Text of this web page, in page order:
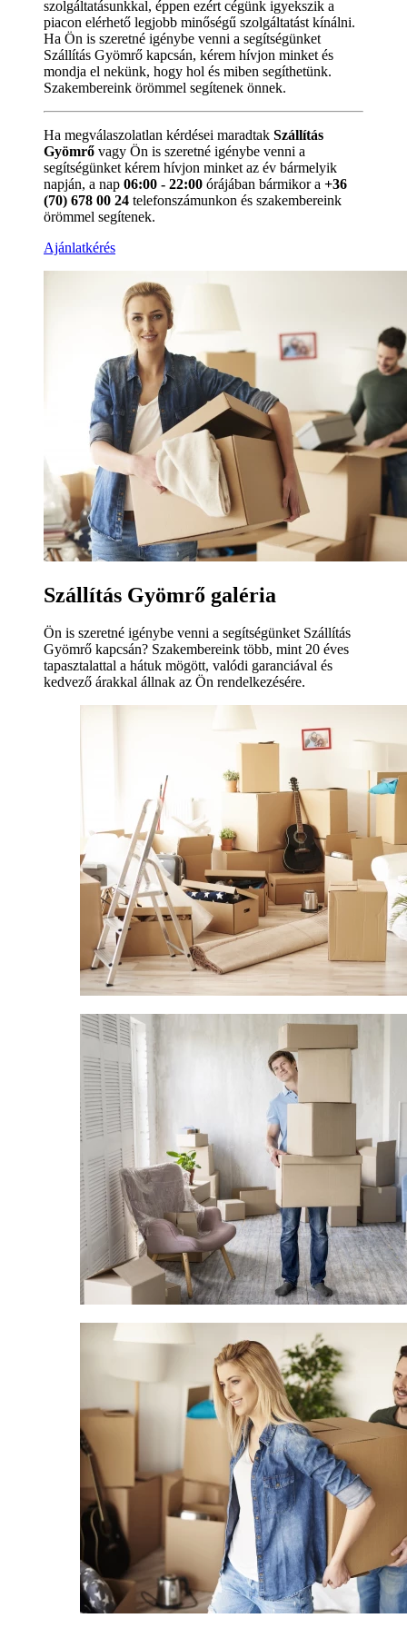
szolgáltatásunkkal, éppen ezért cégünk igyekszik a
piacon elérhető legjobb minőségű szolgáltatást kínálni.
Ha Ön is szeretné igénybe venni a segítségünket
Szállítás Gyömrő kapcsán, kérem hívjon minket és
mondja el nekünk, hogy hol és miben segíthetünk.
Szakembereink örömmel segítenek önnek.
Ha megválaszolatlan kérdései maradtak Szállítás
Gyömrő vagy Ön is szeretné igénybe venni a
segítségünket kérem hívjon minket az év bármelyik
napján, a nap 06:00 - 22:00 órájában bármikor a +36
(70) 678 00 24 telefonszámunkon és szakembereink
örömmel segítenek.
Ajánlatkérés
Szállítás Gyömrő galéria
Ön is szeretné igénybe venni a segítségünket Szállítás
Gyömrő kapcsán? Szakembereink több, mint 20 éves
tapasztalattal a hátuk mögött, valódi garanciával és
kedvező árakkal állnak az Ön rendelkezésére.